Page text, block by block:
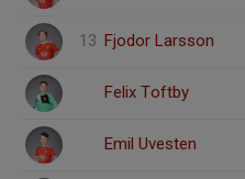
13 Fjodor Larsson
Felix Toftby
Emil Uvesten